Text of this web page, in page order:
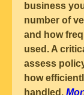
business
number of
and how
used. A
assess
how
handled.